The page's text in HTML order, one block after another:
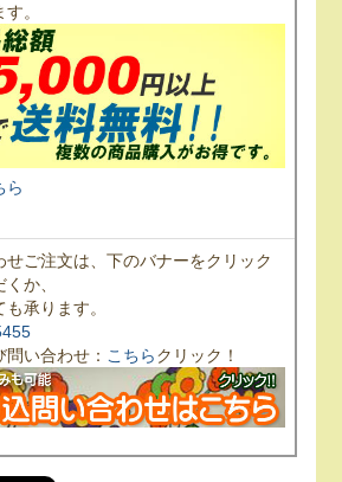
。
ら
せご注文は、下のバナーをクリック
か、
承ります。
い合わせ： こちらクリック！